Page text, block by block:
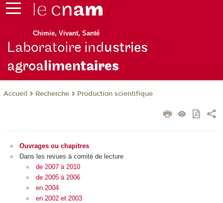
Chimie, Vivant, Santé
Laboratoire industries
agroalimentaires
Accueil Recherche Production scientifique
Ouvrages ou chapitres
Dans les revues à comité de lecture
de 2007 à 2010
de 2005 à 2006
en 2004
en 2002 et 2003